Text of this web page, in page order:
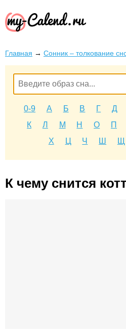
Главная → Сонник – толкование
0-9 А Б В Г Д
К
Л М Н О П
Х
Ц Ч Ш Щ
К чему снится